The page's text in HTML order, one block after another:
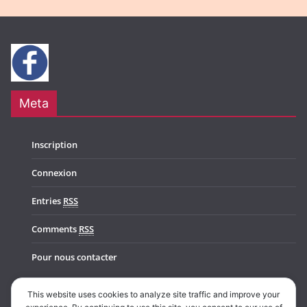
Meta
Inscription
Connexion
Entries RSS
Comments RSS
Pour nous contacter
This website uses cookies to analyze site traffic and improve your